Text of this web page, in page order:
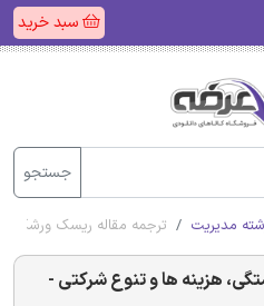
سبد خرید
جستجو
مدیریت ترجمه مقاله ریسک
هزینه ها و تنوع شرکتی -